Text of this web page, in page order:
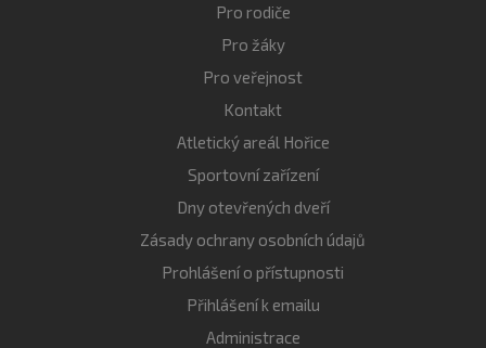
Pro rodiče
Pro žáky
Pro veřejnost
Kontakt
Atletický areál Hořice
Sportovní zařízení
Dny otevřených dveří
Zásady ochrany osobních údajů
Prohlášení o přístupnosti
Přihlášení k emailu
Administrace